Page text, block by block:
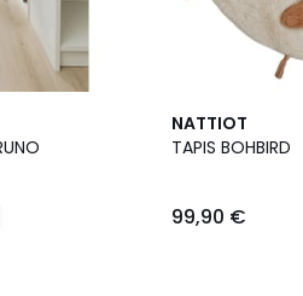
NATTIOT
TAPIS BOHBIRD
99,90 €